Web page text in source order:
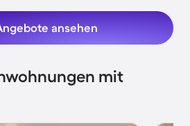
ansehen
mit